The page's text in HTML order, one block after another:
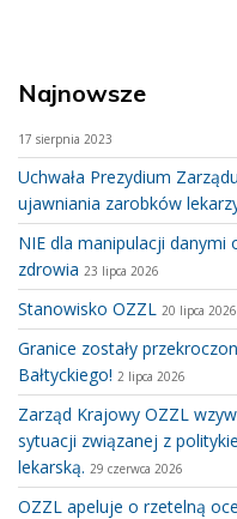
Najnowsze
17 sierpnia 2023
Uchwała Prezydium
ujawniania zarobków
NIE dla manipulacji
zdrowia 23 lipca 2026
Stanowisko OZZL 20 lipca 2026
Granice zostały
Bałtyckiego! 2 lipca 2026
Zarząd Krajowy OZZL
sytuacji związanej z
lekarską. 29 czerwca 2026
OZZL apeluje o rzetelną